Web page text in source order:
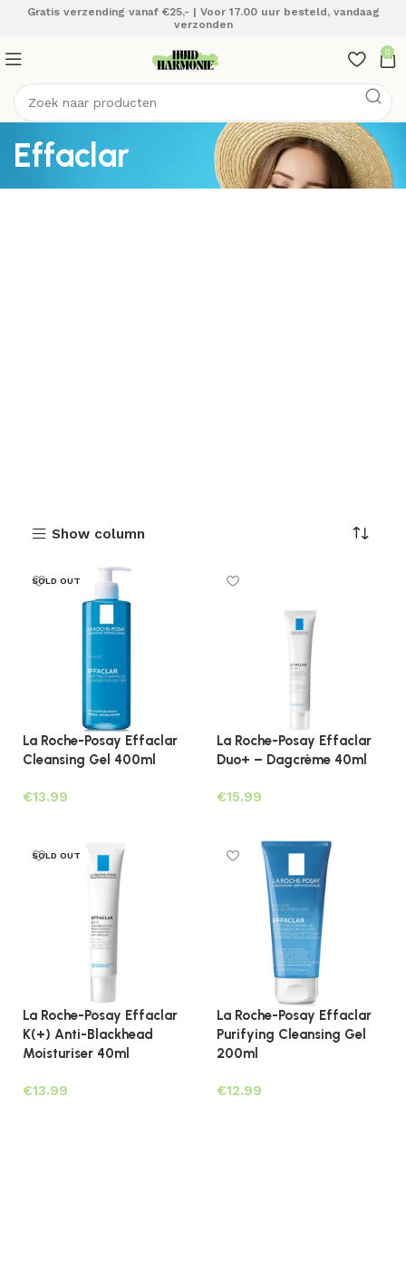
Gratis verzending vanaf €25,- | Voor 17.00 uur besteld, vandaag
verzonden
0
Effaclar
Show column
SOLD OUT
La Roche-Posay Effaclar
Cleansing Gel 400ml
€
La Roche-Posay Effaclar
Duo+ – Dagcrème 40ml
€
SOLD OUT
La Roche-Posay Effaclar
K(+) Anti-Blackhead
Moisturiser 40ml
€
La Roche-Posay Effaclar
Purifying Cleansing Gel
200ml
€